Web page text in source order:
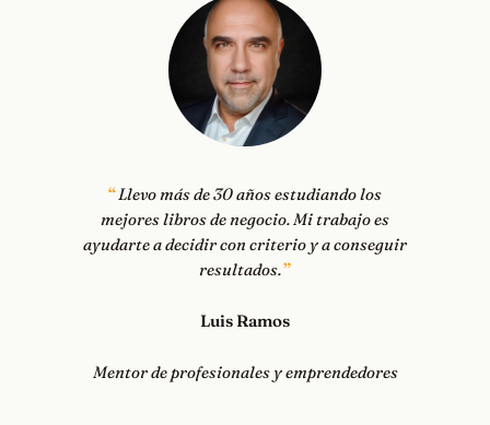
Llevo más de 30 años estudiando los
mejores libros de negocio. Mi trabajo es
ayudarte a decidir con criterio y a conseguir
resultados.
Luis Ramos
Mentor de profesionales y emprendedores